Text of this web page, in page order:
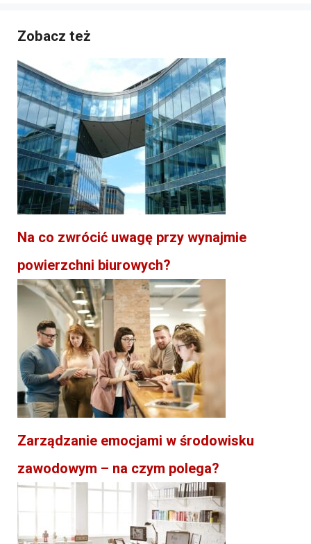
Zobacz też
Na co zwrócić uwagę przy wynajmie
powierzchni biurowych?
Zarządzanie emocjami w środowisku
zawodowym – na czym polega?